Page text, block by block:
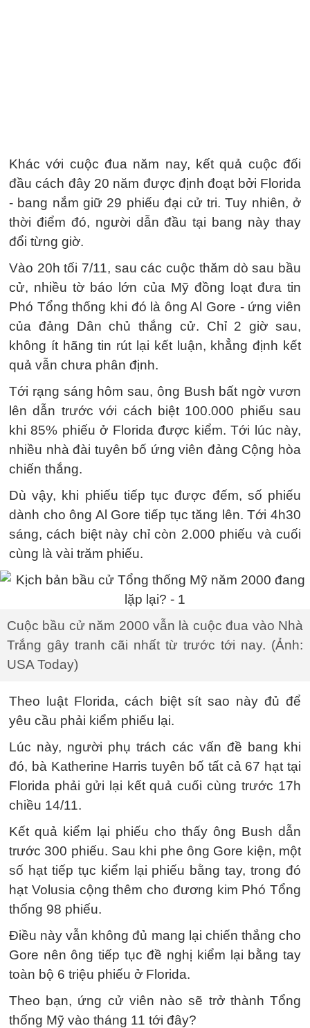
Khác với cuộc đua năm nay, kết quả cuộc đối
đầu cách đây 20 năm được định đoạt bởi Florida
- bang nắm giữ 29 phiếu đại cử tri. Tuy nhiên, ở
thời điểm đó, người dẫn đầu tại bang này thay
đổi từng giờ.
Vào 20h tối 7/11, sau các cuộc thăm dò sau bầu
cử, nhiều tờ báo lớn của Mỹ đồng loạt đưa tin
Phó Tổng thống khi đó là ông Al Gore - ứng viên
của đảng Dân chủ thắng cử. Chỉ 2 giờ sau,
không ít hãng tin rút lại kết luận, khẳng định kết
quả vẫn chưa phân định.
Tới rạng sáng hôm sau, ông Bush bất ngờ vươn
lên dẫn trước với cách biệt 100.000 phiếu sau
khi 85% phiếu ở Florida được kiểm. Tới lúc này,
nhiều nhà đài tuyên bố ứng viên đảng Cộng hòa
chiến thắng.
Dù vậy, khi phiếu tiếp tục được đếm, số phiếu
dành cho ông Al Gore tiếp tục tăng lên. Tới 4h30
sáng, cách biệt này chỉ còn 2.000 phiếu và cuối
cùng là vài trăm phiếu.
Cuộc bầu cử năm 2000 vẫn là cuộc đua vào Nhà
Trắng gây tranh cãi nhất từ trước tới nay. (Ảnh:
USA Today)
Theo luật Florida, cách biệt sít sao này đủ để
yêu cầu phải kiểm phiếu lại.
Lúc này, người phụ trách các vấn đề bang khi
đó, bà Katherine Harris tuyên bố tất cả 67 hạt tại
Florida phải gửi lại kết quả cuối cùng trước 17h
chiều 14/11.
Kết quả kiểm lại phiếu cho thấy ông Bush dẫn
trước 300 phiếu. Sau khi phe ông Gore kiện, một
số hạt tiếp tục kiểm lại phiếu bằng tay, trong đó
hạt Volusia cộng thêm cho đương kim Phó Tổng
thống 98 phiếu.
Điều này vẫn không đủ mang lại chiến thắng cho
Gore nên ông tiếp tục đề nghị kiểm lại bằng tay
toàn bộ 6 triệu phiếu ở Florida.
Theo bạn, ứng cử viên nào sẽ trở thành Tổng
thống Mỹ vào tháng 11 tới đây?